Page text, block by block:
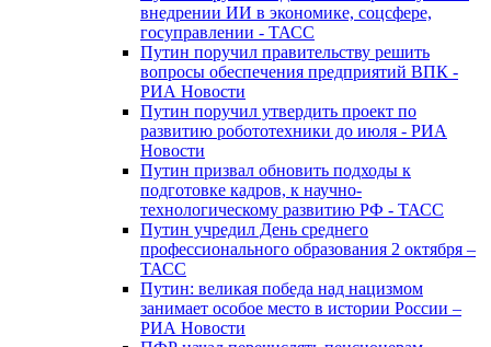
внедрении ИИ в экономике, соцсфере,
госуправлении - ТАСС
Путин поручил правительству решить
вопросы обеспечения предприятий ВПК -
РИА Новости
Путин поручил утвердить проект по
развитию робототехники до июля - РИА
Новости
Путин призвал обновить подходы к
подготовке кадров, к научно-
технологическому развитию РФ - ТАСС
Путин учредил День среднего
профессионального образования 2 октября –
ТАСС
Путин: великая победа над нацизмом
занимает особое место в истории России –
РИА Новости